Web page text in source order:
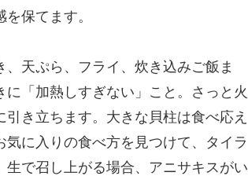
保てます。
天ぷら、フライ、炊き込みご飯ま
「加熱しすぎない」こと。さっと火
き立ちます。大きな貝柱は食べ応え
に入りの食べ方を見つけて、タイラ
で召し上がる場合、アニサキスがい